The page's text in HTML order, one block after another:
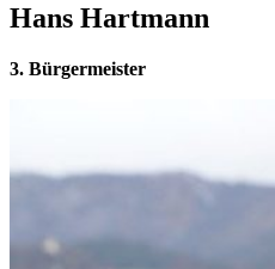
Hans Hartmann
3. Bürgermeister